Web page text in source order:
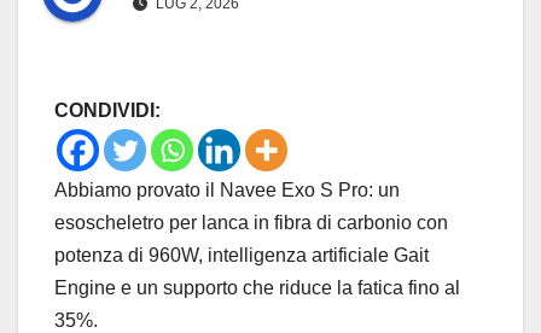
LUG 2, 2026
CONDIVIDI:
Abbiamo provato il Navee Exo S Pro: un
esoscheletro per lanca in fibra di carbonio con
potenza di 960W, intelligenza artificiale Gait
Engine e un supporto che riduce la fatica fino al
35%.